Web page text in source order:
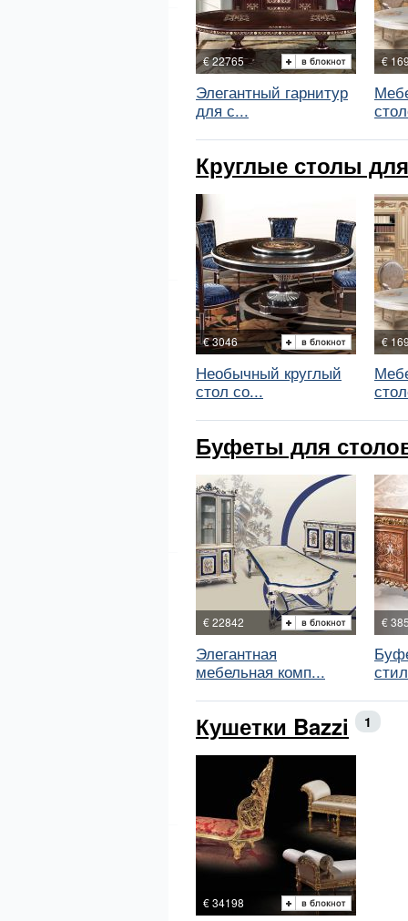
€ 22765
Элегантный гарнитур
для с...
€
Круглые столы
€ 3046
Необычный круглый
стол со...
€
Буфеты для
€ 22842
Элегантная
мебельная комп...
€
Кушетки Bazzi 1
€ 34198